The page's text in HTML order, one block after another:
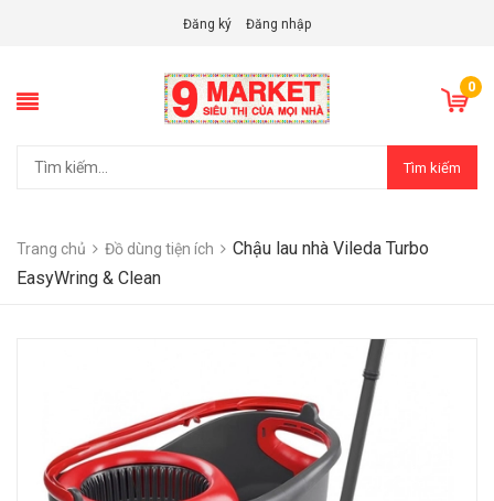
Đăng ký Đăng nhập
0
Tìm kiếm
Trang chủ Đồ dùng tiện ích
Chậu lau nhà Vileda Turbo
EasyWring & Clean